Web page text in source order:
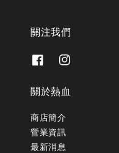
關注我們
關於熱血
商店簡介
營業資訊
最新消息